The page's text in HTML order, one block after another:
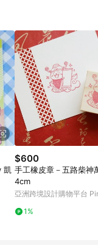
並完成訂單，不
凱
$600
手工橡皮章－五路柴神
4cm
亞洲跨境設計購物平台
1%